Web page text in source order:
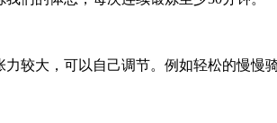
较大，可以自己调节。例如轻松的慢慢